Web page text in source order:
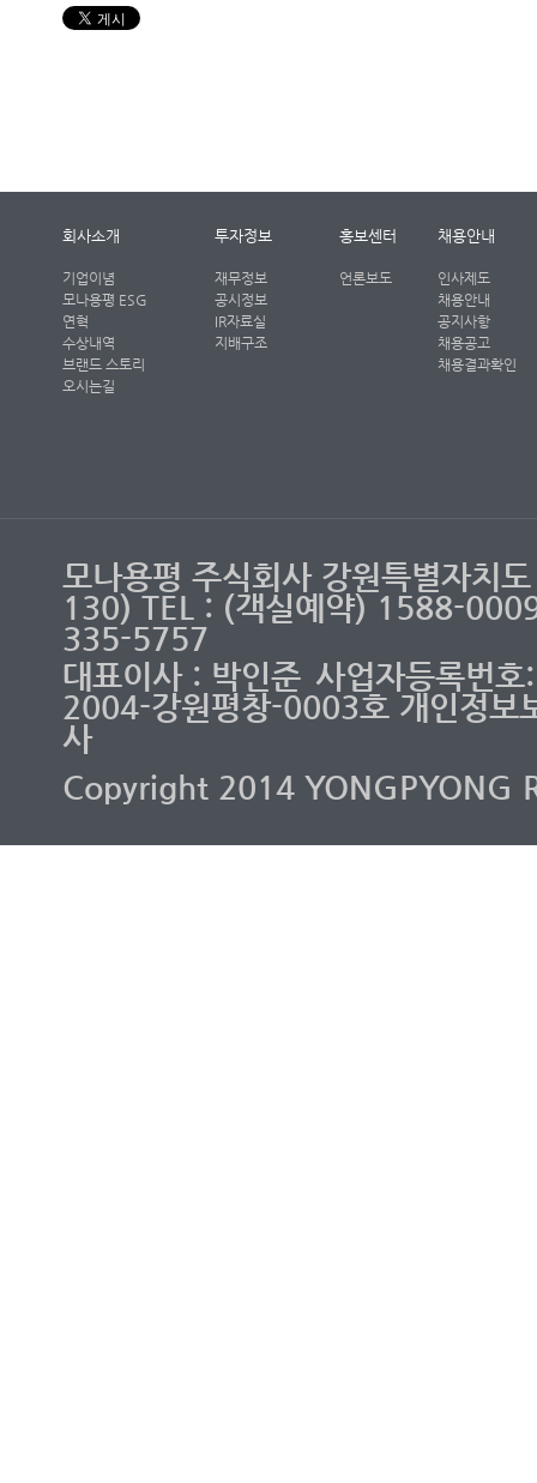
회사소개
기업이념
모나용평 ESG
연혁
수상내역
브랜드 스토리
오시는길
투자정보
재무정보
공시정보
IR자료실
지배구조
홍보센터
언론보도
채용안내
인사제도
채용안내
공지사항
채용공고
채용결과확인
모나용평 주식회사 강원특별자치
130) TEL : (객실예약) 1588-
335-5757
대표이사 : 박인준 사업자등록번
2004-강원평창-0003호 개인정보
사
Copyright 2014 YONGPYONG